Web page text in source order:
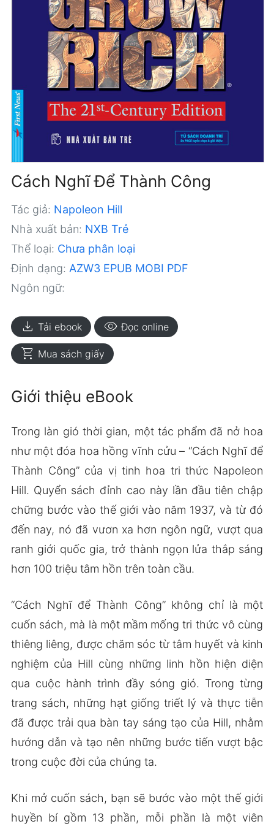
Cách Nghĩ Để Thành Công
Tác giả: Napoleon Hill
Nhà xuất bản: NXB Trẻ
Thể loại: Chưa phân loại
Định dạng: AZW3 EPUB MOBI PDF
Ngôn ngữ:
download Tải ebook visibility Đọc online
shopping_cart Mua sách giấy
Giới thiệu eBook
Trong làn gió thời gian, một tác phẩm đã nở hoa
như một đóa hoa hồng vĩnh cửu – “Cách Nghĩ để
Thành Công” của vị tinh hoa tri thức Napoleon
Hill. Quyển sách đỉnh cao này lần đầu tiên chập
chững bước vào thế giới vào năm 1937, và từ đó
đến nay, nó đã vươn xa hơn ngôn ngữ, vượt qua
ranh giới quốc gia, trở thành ngọn lửa thắp sáng
hơn 100 triệu tâm hồn trên toàn cầu.
“Cách Nghĩ để Thành Công” không chỉ là một
cuốn sách, mà là một mầm mống tri thức vô cùng
thiêng liêng, được chăm sóc từ tâm huyết và kinh
nghiệm của Hill cùng những linh hồn hiện diện
qua cuộc hành trình đầy sóng gió. Trong từng
trang sách, những hạt giống triết lý và thực tiễn
đã được trải qua bàn tay sáng tạo của Hill, nhằm
hướng dẫn và tạo nên những bước tiến vượt bậc
trong cuộc đời của chúng ta.
Khi mở cuốn sách, bạn sẽ bước vào một thế giới
huyền bí gồm 13 phần, mỗi phần là một viên